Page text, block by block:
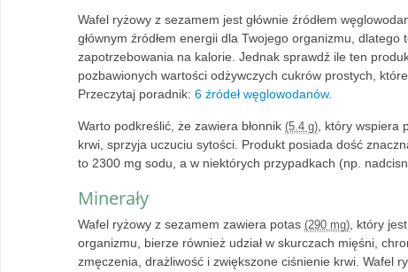
Wafel ryżowy z sezamem jest głównie źródłem
głównym źródłem energii dla Twojego organizmu,
zapotrzebowania na kalorie. Jednak sprawdź ile ten
pozbawionych wartości odżywczych cukrów prostych,
Przeczytaj poradnik: 6 źródeł węglowodanów.
Warto podkreślić, że zawiera błonnik (5.4 g) , który
krwi, sprzyja uczuciu sytości. Produkt posiada dość
to 2300 mg sodu, a w niektórych przypadkach (np.
Minerały
Wafel ryżowy z sezamem zawiera potas (290 mg) , który
organizmu, bierze również udział w skurczach mięśni,
zmęczenia, drażliwość i zwiększone ciśnienie krwi. Wafel